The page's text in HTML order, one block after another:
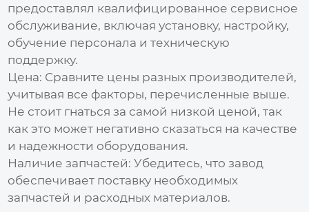
предоставлял квалифицированное сервисное
обслуживание, включая установку, настройку,
обучение персонала и техническую
поддержку.
Цена: Сравните цены разных производителей,
учитывая все факторы, перечисленные выше.
Не стоит гнаться за самой низкой ценой, так
как это может негативно сказаться на качестве
и надежности оборудования.
Наличие запчастей: Убедитесь, чтозавод
обеспечивает поставку необходимых
запчастей и расходных материалов.